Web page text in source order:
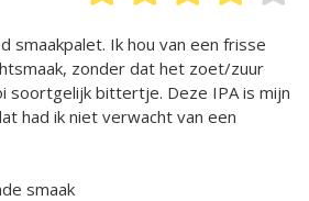
smaakpalet. Ik hou van een frisse
zonder dat het zoet/zuur
soortgelijk bittertje. Deze IPA is mijn
had ik niet verwacht van een
smaak